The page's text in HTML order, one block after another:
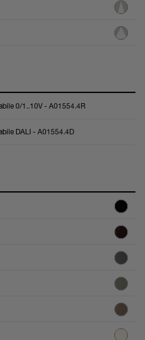
0/1..10V - A01554.4R
DALI - A01554.4D